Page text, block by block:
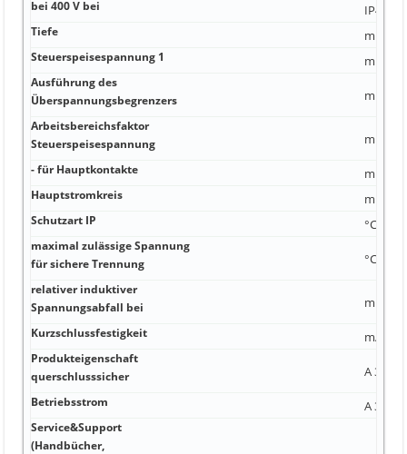
bei 400 V bei IP40
Tiefe mm²
Steuerspeisespannung 1 mm²
Ausführung des
Überspannungsbegrenzers
mm²
Arbeitsbereichsfaktor
Steuerspeisespannung
mm²
- für Hauptkontakte mm
Hauptstromkreis mm Ja
Schutzart IP °C
maximal zulässige Spannung
für sichere Trennung
°C 0,2
relativer induktiver
Spannungsabfall bei
m 4 A;
Kurzschlussfestigkeit mA 6
Produkteigenschaft
querschlusssicher
A 3 PVC
Betriebsstrom A 39 W
Service&Support
(Handbücher,